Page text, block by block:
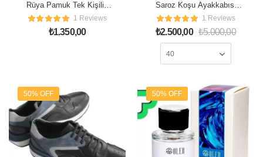
Rüya Pamuk Tek Kişilik
Nevresim Takımı
1 Reviews
₺1.350,00
Saroz Koşu Ayakkabısı
BM 1 Reviews
₺2.500,00 ₺5.000,00
50% OFF 50% OFF